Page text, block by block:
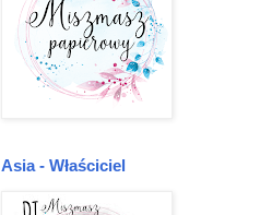
Asia - Właściciel